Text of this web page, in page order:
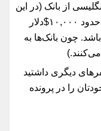
از بانک (در این
نامه بهتر است موجودی متقاضی حدود ۱۰,۰۰۰$دلار
تومان) باشد. چون بانک‌ها به
دیگری داشتید
را در پرونده